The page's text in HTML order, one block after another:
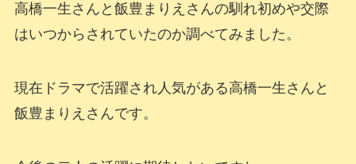
高橋一生さんと飯豊まりえさんの馴れ初めや交際
はいつからされていたのか調べてみました。
現在ドラマで活躍され人気がある高橋一生さんと
飯豊まりえさんです。